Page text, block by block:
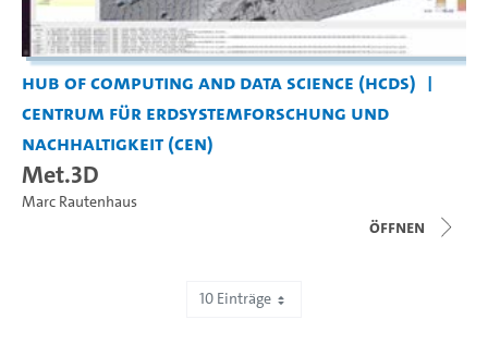
Hub of Computing and Data Science (HCDS)
Centrum für Erdsystemforschung und
Nachhaltigkeit (CEN)
Met.3D
Marc Rautenhaus
Öffnen
10 Einträge